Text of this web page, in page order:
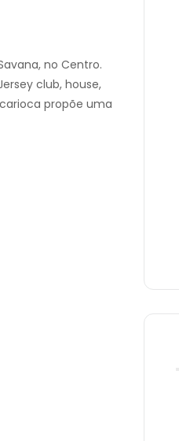
no Centro.
club, house,
propõe uma